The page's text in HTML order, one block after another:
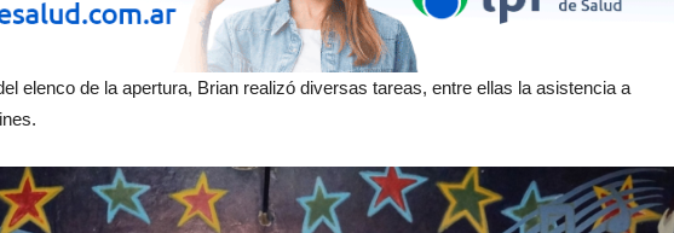
elenco de la apertura, Brian realizó diversas tareas, entre ellas la asistencia a